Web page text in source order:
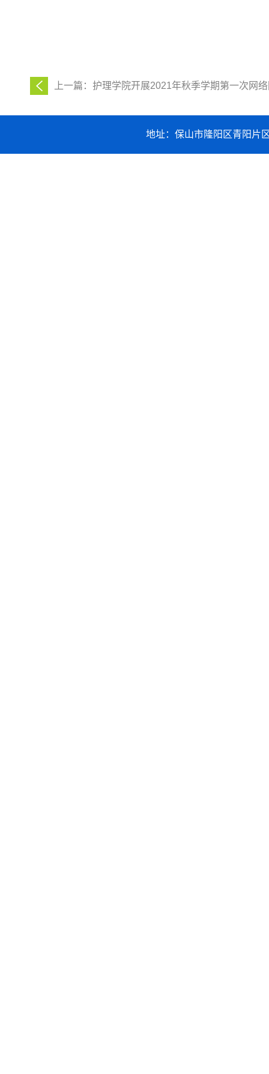
上一篇：护理学院开展2021年秋季学期第一次网
地址：保山市隆阳区青阳片